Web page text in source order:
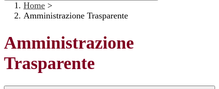
Home >
Amministrazione Trasparente
Amministrazione
Trasparente